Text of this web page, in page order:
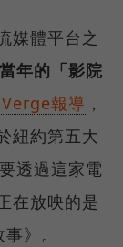
媒體平台之
年的「影院
報導 ，
紐約第五大
透過這家電
在放映的是
》。